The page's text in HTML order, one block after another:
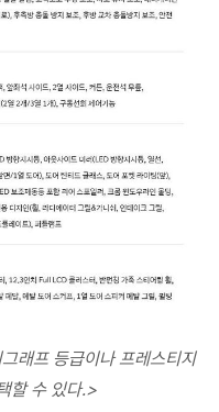
래프 등급이나 프레스티지
할 수 있다.>